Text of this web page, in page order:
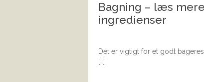
Bagning – læs
ingredienser
Det er vigtigt for et godt
[…]